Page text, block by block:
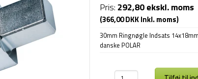
Pris: 292,80 ekskl. moms
(366,00 DKK Inkl. moms)
30mm Ringnøgle Indsats
danske POLAR